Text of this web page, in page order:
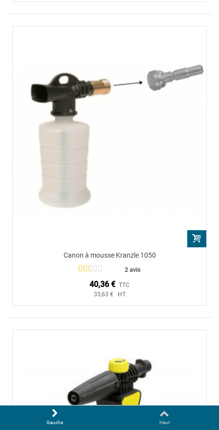
Canon à mousse Kranzle 1050
2 avis
40,36 € TTC
33,63 € HT
Gauche Haut